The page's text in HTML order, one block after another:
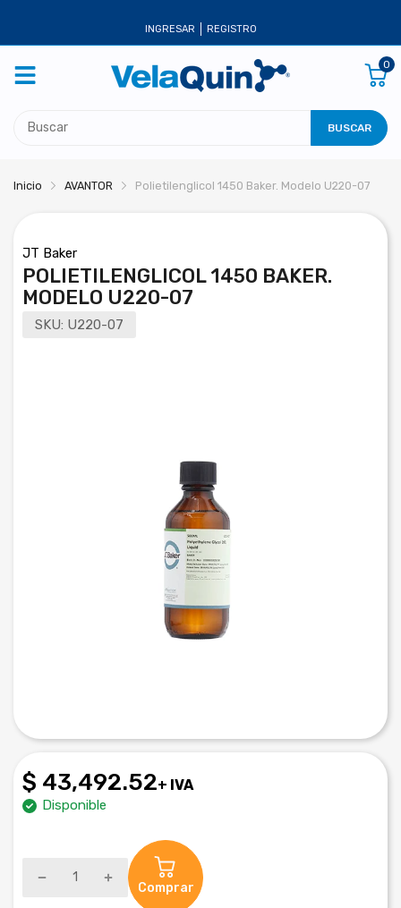
INGRESAR REGISTRO
0
BUSCAR
Inicio AVANTOR Polietilenglicol 1450 Baker. Modelo U220-07
JT Baker
POLIETILENGLICOL 1450 BAKER.
MODELO U220-07
SKU: U220-07
$ 43,492.52+ IVA
Disponible
Comprar